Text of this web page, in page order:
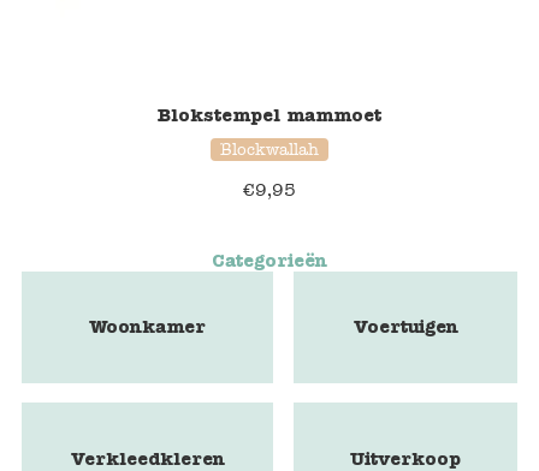
Blokstempel mammoet
Blockwallah
€9,95
Categorieën
Woonkamer Voertuigen
Verkleedkleren Uitverkoop